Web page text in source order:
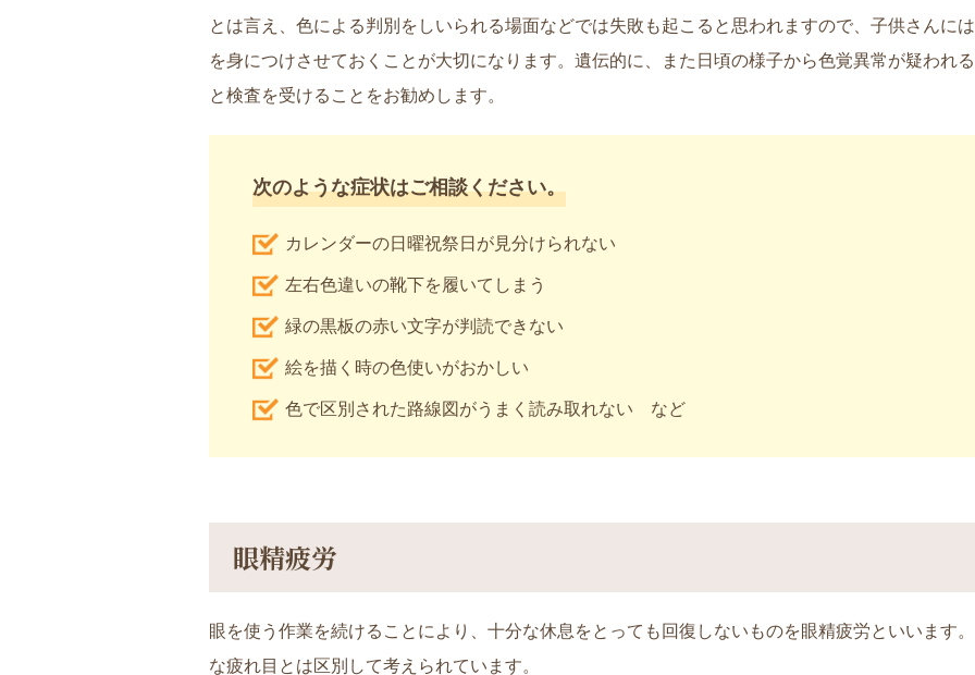
とは言え、色による判別をしいられる場面などでは失敗も起こると思われますので、子供さんに
を身につけさせておくことが大切になります。遺伝的に、また日頃の様子から色覚異常が疑われ
と検査を受けることをお勧めします。
次のような症状はご相談ください。
カレンダーの日曜祝祭日が見分けられない
左右色違いの靴下を履いてしまう
緑の黒板の赤い文字が判読できない
絵を描く時の色使いがおかしい
色で区別された路線図がうまく読み取れない など
眼精疲労
眼を使う作業を続けることにより、十分な休息をとっても回復しないものを眼精疲労といいます
な疲れ目とは区別して考えられています。